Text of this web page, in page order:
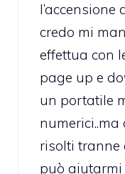
credo mi
effettua con
page up e
un portatile
risolti tranne
può